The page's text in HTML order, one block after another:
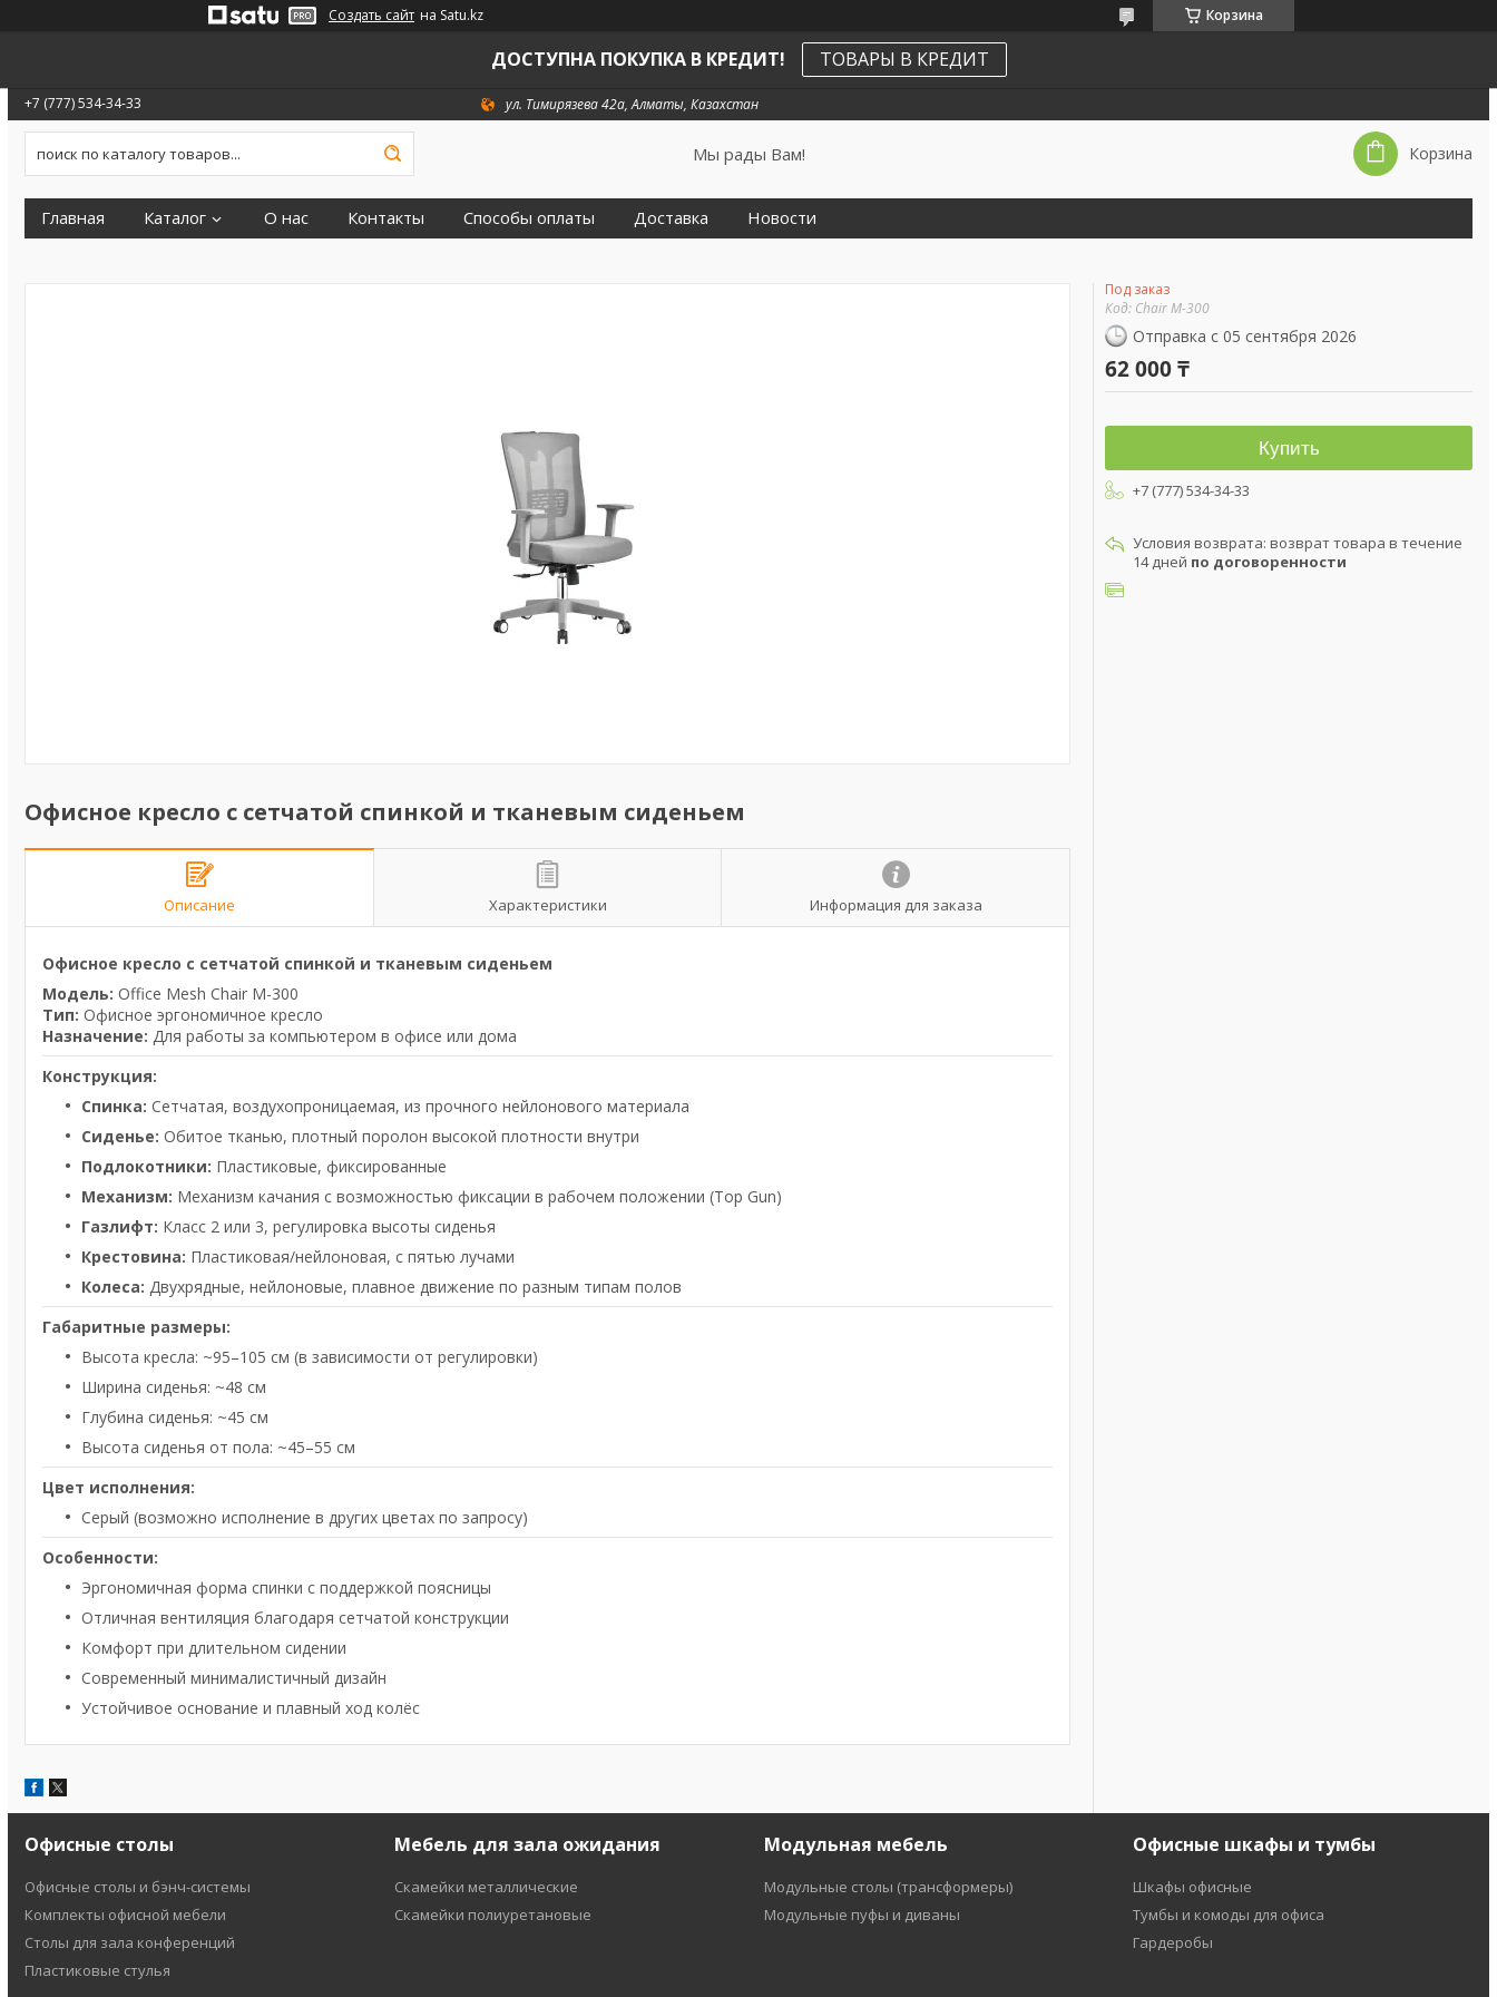
Создать сайт на Satu.kz Корзина
ДОСТУПНА ПОКУПКА В КРЕДИТ! ТОВАРЫ В КРЕДИТ
+7 (777) 534-34-33 ул. Тимирязева 42а, Алматы, Казахстан
Мы рады Вам! Корзина
Главная Каталог О нас Контакты Способы оплаты Доставка Новости
Офисное кресло с сетчатой спинкой и тканевым сиденьем
Описание Характеристики Информация для заказа
Офисное кресло с сетчатой спинкой и тканевым сиденьем
Модель: Office Mesh Chair M-300
Тип: Офисное эргономичное кресло
Назначение: Для работы за компьютером в офисе или дома
Конструкция:
Спинка: Сетчатая, воздухопроницаемая, из прочного нейлонового материала
Сиденье: Обитое тканью, плотный поролон высокой плотности внутри
Подлокотники: Пластиковые, фиксированные
Механизм: Механизм качания с возможностью фиксации в рабочем положении (Top Gun)
Газлифт: Класс 2 или 3, регулировка высоты сиденья
Крестовина: Пластиковая/нейлоновая, с пятью лучами
Колеса: Двухрядные, нейлоновые, плавное движение по разным типам полов
Габаритные размеры:
Высота кресла: ~95–105 см (в зависимости от регулировки)
Ширина сиденья: ~48 см
Глубина сиденья: ~45 см
Высота сиденья от пола: ~45–55 см
Цвет исполнения:
Серый (возможно исполнение в других цветах по запросу)
Особенности:
Эргономичная форма спинки с поддержкой поясницы
Отличная вентиляция благодаря сетчатой конструкции
Комфорт при длительном сидении
Современный минималистичный дизайн
Устойчивое основание и плавный ход колёс
Под заказ
Код: Chair M-300
Отправка с 05 сентября 2026
62 000 ₸
Купить
+7 (777) 534-34-33
возврат товара в течение
14 дней по договоренности
Офисные столы
Офисные столы и бэнч-системы
Комплекты офисной мебели
Столы для зала конференций
Пластиковые стулья
Мебель для зала ожидания
Скамейки металлические
Скамейки полиуретановые
Модульная мебель
Модульные столы (трансформеры)
Модульные пуфы и диваны
Офисные шкафы и тумбы
Шкафы офисные
Тумбы и комоды для офиса
Гардеробы